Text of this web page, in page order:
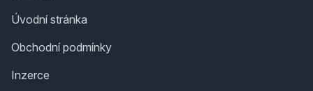
Úvodní stránka
Obchodní podmínky
Inzerce